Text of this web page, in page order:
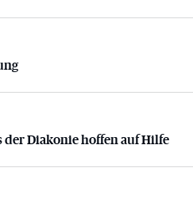
Diakonie hoffen auf Hilfe
der Diakonie hoffen auf Hilfe
wird aufgewertet